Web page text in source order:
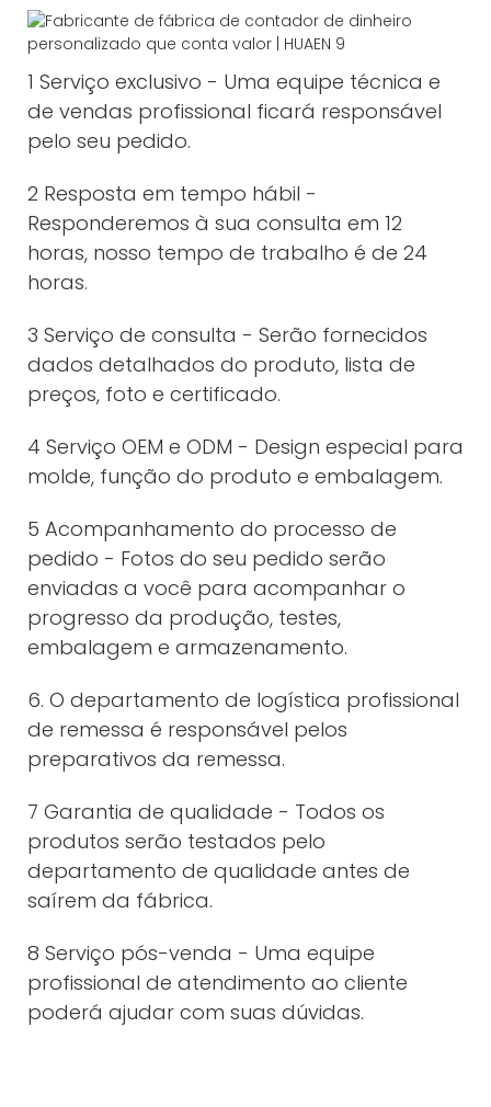
1 Serviço exclusivo - Uma equipe técnica e
de vendas profissional ficará responsável
pelo seu pedido.
2 Resposta em tempo hábil -
Responderemos à sua consulta em 12
horas, nosso tempo de trabalho é de 24
horas.
3 Serviço de consulta - Serão fornecidos
dados detalhados do produto, lista de
preços, foto e certificado.
4 Serviço OEM e ODM - Design especial para
molde, função do produto e embalagem.
5 Acompanhamento do processo de
pedido - Fotos do seu pedido serão
enviadas a você para acompanhar o
progresso da produção, testes,
embalagem e armazenamento.
6. O departamento de logística profissional
de remessa é responsável pelos
preparativos da remessa.
7 Garantia de qualidade - Todos os
produtos serão testados pelo
departamento de qualidade antes de
saírem da fábrica.
8 Serviço pós-venda - Uma equipe
profissional de atendimento ao cliente
poderá ajudar com suas dúvidas.